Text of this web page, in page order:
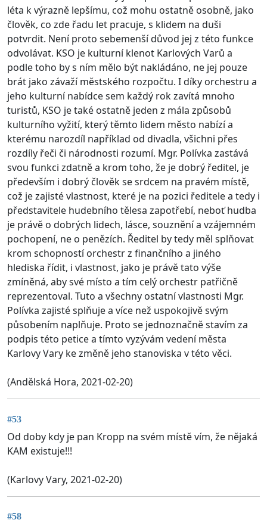
léta k výrazně lepšímu, což mohu ostatně osobně, jako
člověk, co zde řadu let pracuje, s klidem na duši
potvrdit. Není proto sebemenší důvod jej z této funkce
odvolávat. KSO je kulturní klenot Karlových Varů a
podle toho by s ním mělo být nakládáno, ne jej pouze
brát jako závaží městského rozpočtu. I díky orchestru a
jeho kulturní nabídce sem každý rok zavítá mnoho
turistů, KSO je také ostatně jeden z mála způsobů
kulturního vyžití, který těmto lidem město nabízí a
kterému narozdíl například od divadla, všichni přes
rozdíly řeči či národnosti rozumí. Mgr. Polívka zastává
svou funkci zdatně a krom toho, že je dobrý ředitel, je
především i dobrý člověk se srdcem na pravém místě,
což je zajisté vlastnost, které je na pozici ředitele a tedy i
představitele hudebního tělesa zapotřebí, neboť hudba
je právě o dobrých lidech, lásce, souznění a vzájemném
pochopení, ne o penězích. Ředitel by tedy měl splňovat
krom schopností orchestr z finančního a jiného
hlediska řídit, i vlastnost, jako je právě tato výše
zmíněná, aby své místo a tím celý orchestr patřičně
reprezentoval. Tuto a všechny ostatní vlastnosti Mgr.
Polívka zajisté splňuje a více než uspokojivě svým
působením naplňuje. Proto se jednoznačně stavím za
podpis této petice a tímto vyzývám vedení města
Karlovy Vary ke změně jeho stanoviska v této věci.
(Andělská Hora, 2021-02-20)
#53
Od doby kdy je pan Kropp na svém místě vím, že nějaká
KAM existuje!!!
(Karlovy Vary, 2021-02-20)
#58